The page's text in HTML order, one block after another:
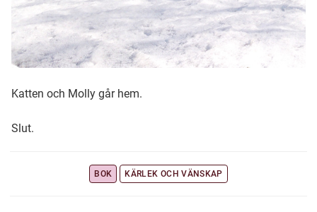
Katten och Molly går hem.
Slut.
BOK KÄRLEK OCH VÄNSKAP